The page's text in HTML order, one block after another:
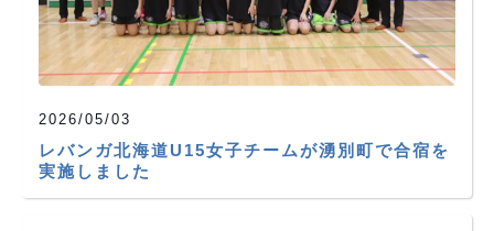
2026/05/03
レバンガ北海道U15女子チームが湧別町で合宿を
実施しました